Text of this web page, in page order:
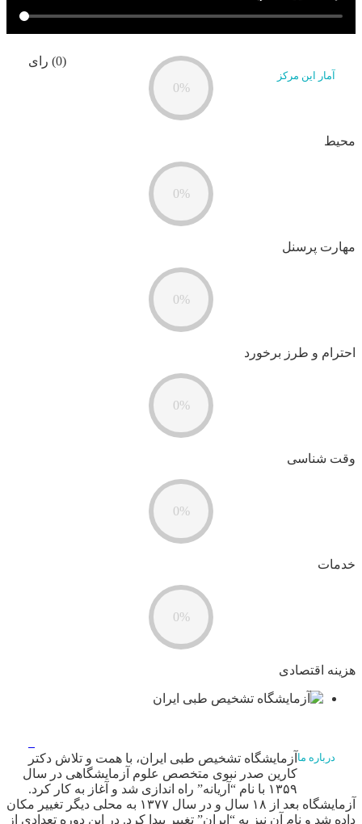
آمار این مرکز
0%
محیط
0%
مهارت پرسنل
0%
احترام و طرز برخورد
0%
وقت شناسی
0%
خدمات
0%
هزینه اقتصادی
درباره ماآزمایشگاه تشخیص طبی ایران، با همت و تلاش دکتر
کارین صدر نبوی متخصص علوم آزمایشگاهی در سال
۱۳۵۹ با نام “آریانه” راه اندازی شد و آغاز به کار کرد.
آزمایشگاه بعد از ۱۸ سال و در سال ۱۳۷۷ به محلی دیگر تغییر مکان
داده شد و نام آن نیز به “ایران” تغییر پیدا کرد. در این دوره تعدادی از